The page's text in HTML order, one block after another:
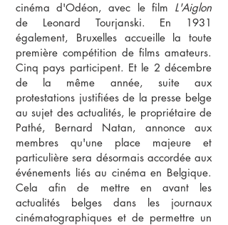
cinéma d'Odéon, avec le film L'Aiglon
de Leonard Tourjanski. En 1931
également, Bruxelles accueille la toute
première compétition de films amateurs.
Cinq pays participent. Et le 2 décembre
de la même année, suite aux
protestations justifiées de la presse belge
au sujet des actualités, le propriétaire de
Pathé, Bernard Natan, annonce aux
membres qu'une place majeure et
particulière sera désormais accordée aux
événements liés au cinéma en Belgique.
Cela afin de mettre en avant les
actualités belges dans les journaux
cinématographiques et de permettre un